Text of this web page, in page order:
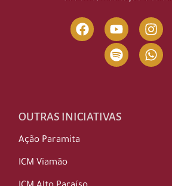
OUTRAS INICIATIVAS
Ação Paramita
ICM Viamão